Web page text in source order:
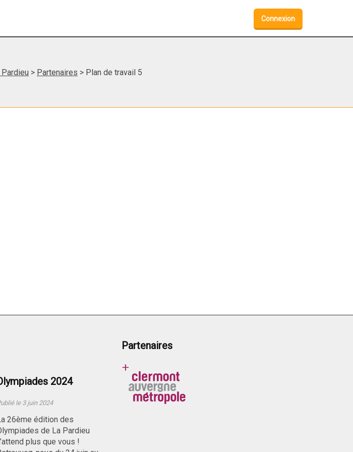
Connexion
> Partenaires > Plan de travail 5
2024
le 3 juin 2024
26ème édition des
de La Pardieu
plus que vous !
Partenaires